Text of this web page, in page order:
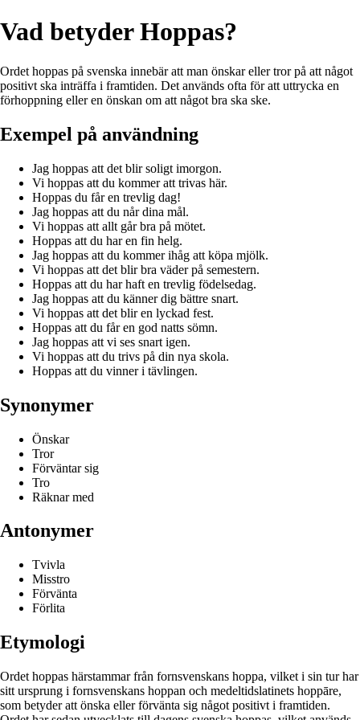
Vad betyder Hoppas?
Ordet hoppas på svenska innebär att man önskar eller tror på att något
positivt ska inträffa i framtiden. Det används ofta för att uttrycka en
förhoppning eller en önskan om att något bra ska ske.
Exempel på användning
Jag hoppas att det blir soligt imorgon.
Vi hoppas att du kommer att trivas här.
Hoppas du får en trevlig dag!
Jag hoppas att du når dina mål.
Vi hoppas att allt går bra på mötet.
Hoppas att du har en fin helg.
Jag hoppas att du kommer ihåg att köpa mjölk.
Vi hoppas att det blir bra väder på semestern.
Hoppas att du har haft en trevlig födelsedag.
Jag hoppas att du känner dig bättre snart.
Vi hoppas att det blir en lyckad fest.
Hoppas att du får en god natts sömn.
Jag hoppas att vi ses snart igen.
Vi hoppas att du trivs på din nya skola.
Hoppas att du vinner i tävlingen.
Synonymer
Önskar
Tror
Förväntar sig
Tro
Räknar med
Antonymer
Tvivla
Misstro
Förvänta
Förlita
Etymologi
Ordet hoppas härstammar från fornsvenskans hoppa, vilket i sin tur har
sitt ursprung i fornsvenskans hoppan och medeltidslatinets hoppāre,
som betyder att önska eller förvänta sig något positivt i framtiden.